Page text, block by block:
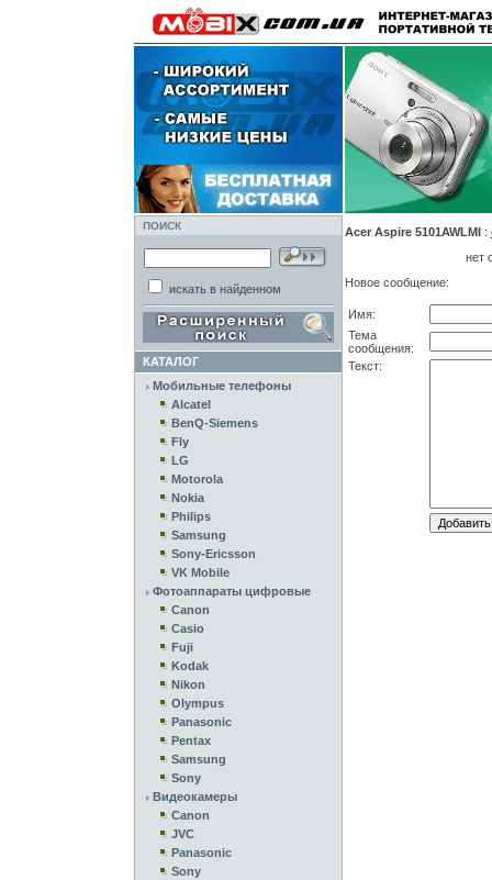
ПОИСК
искать в найденном
КАТАЛОГ
Мобильные телефоны
Alcatel
BenQ-Siemens
Fly
LG
Motorola
Nokia
Philips
Samsung
Sony-Ericsson
VK Mobile
Фотоаппараты цифровые
Canon
Casio
Fuji
Kodak
Nikon
Olympus
Panasonic
Pentax
Samsung
Sony
Видеокамеры
Canon
JVC
Panasonic
Sony
Acer Aspire 5101AWLMI:
нет
Новое сообщение:
Имя:
Тема
сообщения:
Текст: